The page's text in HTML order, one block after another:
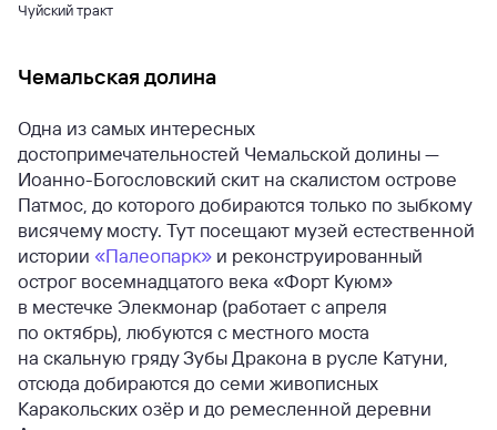
Чуйский тракт
Чемальская долина
Одна из самых интересных
достопримечательностей Чемальской долины —
Иоанно-Богословский скит на скалистом острове
Патмос, до которого добираются только по зыбкому
висячему мосту. Тут посещают музей естественной
истории «Палеопарк» и реконструированный
острог восемнадцатого века «Форт Куюм»
в местечке Элекмонар (работает с апреля
по октябрь), любуются с местного моста
на скальную гряду Зубы Дракона в русле Катуни,
отсюда добираются до семи живописных
Каракольских озёр и до ремесленной деревни